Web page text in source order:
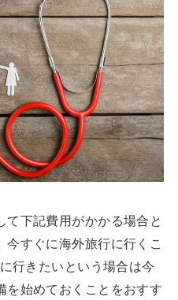
て下記費用がかかる場合と
すぐに海外旅行に行くこ
行きたいという場合は今
を始めておくことをおすす